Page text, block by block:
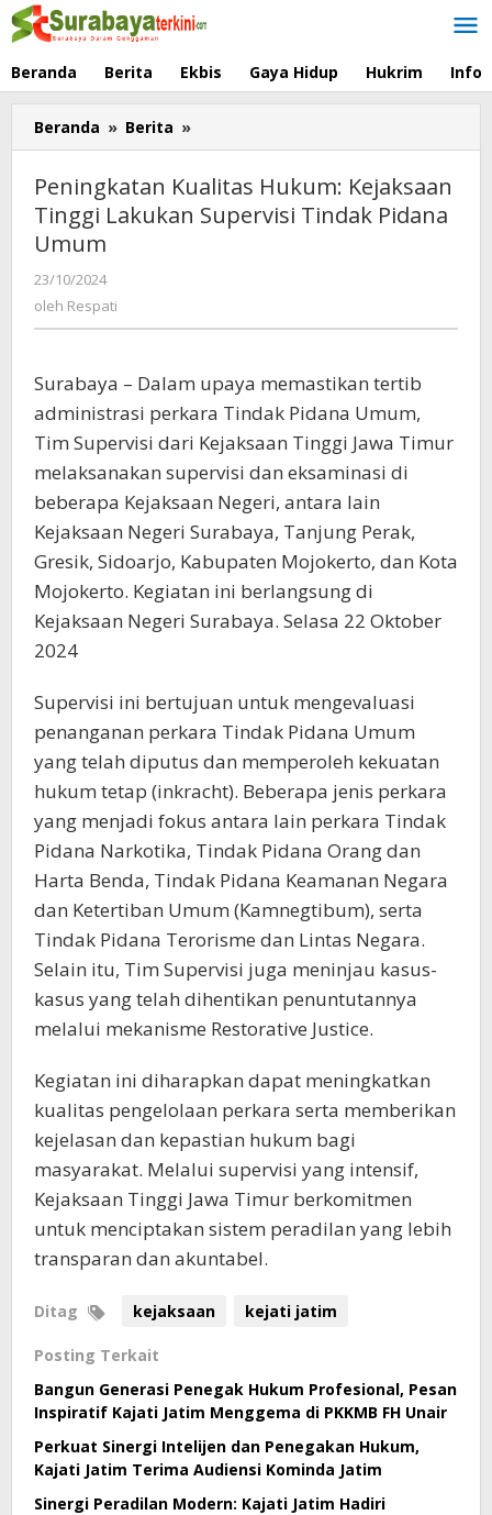
Lewati
ke
Beranda Berita Ekbis Gaya Hidup Hukrim Info
Beranda » Berita »
Kualitas
Hukum:
Kejaksaan
Tinggi
Umum
Peningkatan Kualitas Hukum: Kejaksaan
Tinggi Lakukan Supervisi Tindak Pidana
Umum
23/10/2024
oleh Respati
Surabaya – Dalam upaya memastikan tertib
administrasi perkara Tindak Pidana Umum,
Tim Supervisi dari Kejaksaan Tinggi Jawa Timur
melaksanakan supervisi dan eksaminasi di
beberapa Kejaksaan Negeri, antara lain
Kejaksaan Negeri Surabaya, Tanjung Perak,
Gresik, Sidoarjo, Kabupaten Mojokerto, dan Kota
Mojokerto. Kegiatan ini berlangsung di
Kejaksaan Negeri Surabaya. Selasa 22 Oktober
2024
Supervisi ini bertujuan untuk mengevaluasi
penanganan perkara Tindak Pidana Umum
yang telah diputus dan memperoleh kekuatan
hukum tetap (inkracht). Beberapa jenis perkara
yang menjadi fokus antara lain perkara Tindak
Pidana Narkotika, Tindak Pidana Orang dan
Harta Benda, Tindak Pidana Keamanan Negara
dan Ketertiban Umum (Kamnegtibum), serta
Tindak Pidana Terorisme dan Lintas Negara.
Selain itu, Tim Supervisi juga meninjau kasus-
kasus yang telah dihentikan penuntutannya
melalui mekanisme Restorative Justice.
Kegiatan ini diharapkan dapat meningkatkan
kualitas pengelolaan perkara serta memberikan
kejelasan dan kepastian hukum bagi
masyarakat. Melalui supervisi yang intensif,
Kejaksaan Tinggi Jawa Timur berkomitmen
untuk menciptakan sistem peradilan yang lebih
transparan dan akuntabel.
Ditag kejaksaan kejati jatim
Posting Terkait
Bangun Generasi Penegak Hukum Profesional, Pesan
Inspiratif Kajati Jatim Menggema di PKKMB FH Unair
Perkuat Sinergi Intelijen dan Penegakan Hukum,
Kajati Jatim Terima Audiensi Kominda Jatim
Sinergi Peradilan Modern: Kajati Jatim Hadiri